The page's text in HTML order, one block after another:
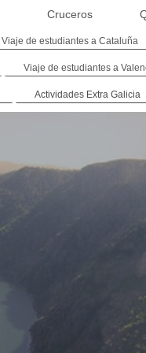
Cruceros
Viaje de estudiantes a Cataluña
Viaje de estudiantes a
Actividades Extra Galicia